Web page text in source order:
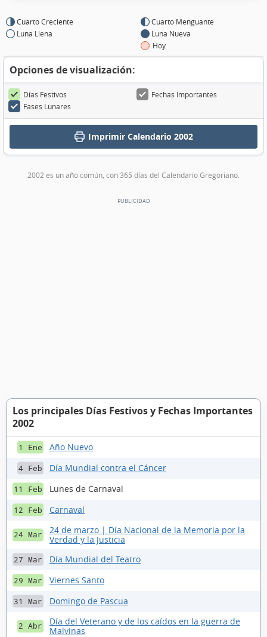
Cuarto Creciente
Luna Llena
Cuarto Menguante
Luna Nueva
Hoy
Opciones de visualización:
Días Festivos
Fechas Importantes
Fases Lunares
ImprimirCalendario 2002
2002 es un año común, con 365 días del Calendario Gregoriano.
Los principales Días Festivos y Fechas Importantes
2002
1 Ene Año Nuevo
4 Feb Día Mundial contra el Cáncer
11 Feb Lunes de Carnaval
12 Feb Carnaval
24 Mar
24 de marzo | Día Nacional de la Memoria por la
Verdad y la Justicia
27 Mar Día Mundial del Teatro
29 Mar Viernes Santo
31 Mar Domingo de Pascua
2 Abr
Día del Veterano y de los caídos en la guerra de
Malvinas